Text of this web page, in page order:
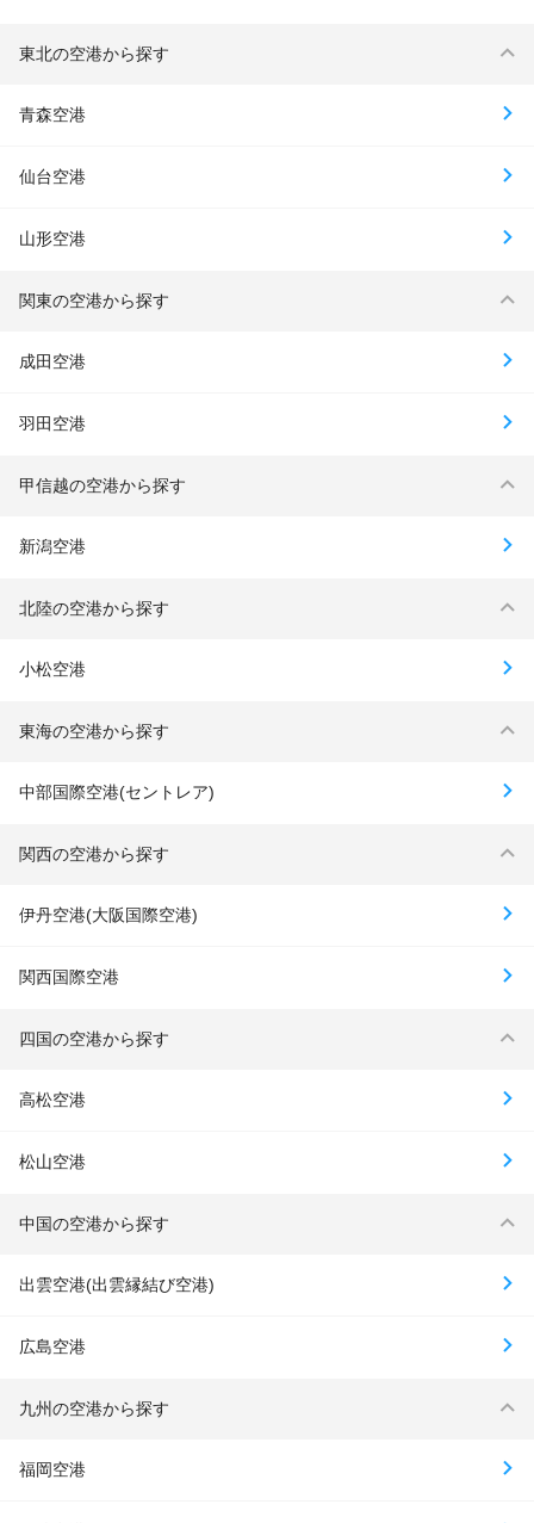
東北の空港から探す
青森空港
仙台空港
山形空港
関東の空港から探す
成田空港
羽田空港
甲信越の空港から探す
新潟空港
北陸の空港から探す
小松空港
東海の空港から探す
中部国際空港(セントレア)
関西の空港から探す
伊丹空港(大阪国際空港)
関西国際空港
四国の空港から探す
高松空港
松山空港
中国の空港から探す
出雲空港(出雲縁結び空港)
広島空港
九州の空港から探す
福岡空港